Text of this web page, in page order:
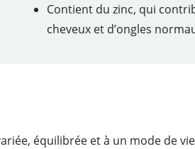
Contient du zinc, qui
cheveux et d’ongles
équilibrée et à un mode de